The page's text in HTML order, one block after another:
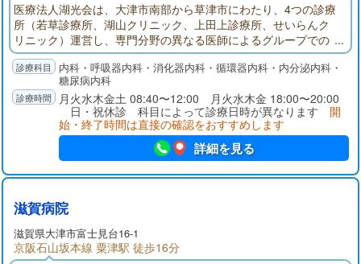
医療法人湖光会は、大津市南部から草津市にわたり、4つの診療
所（若草診療所、湖山クリニック、上田上診療所、せいらんク
リニック）運営し、専門分野の異なる医師によるグループでの
診療を行っております。当院では、消化器内科、呼吸器内科、
循環器内科、糖尿病、代謝・内分泌内科それぞれの専門医によ
る診療体制を整え、質の高い医療の提供を目指しています。
内科・呼吸器内科・消化器内科・循環器内科・内分泌内科・
糖尿病内科
月火水木金土 08:40〜12:00 月火水木金 18:00〜20:00
日・祝休診 科目によって診療日時が異なります 開
始・終了時間は直接の確認をおすすめします
詳細を見る
滋賀病院
滋賀県大津市富士見台16-1
京阪石山坂本線 粟津駅 徒歩16分